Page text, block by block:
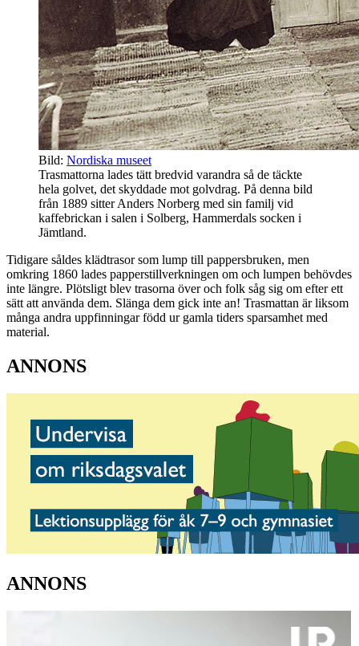
Bild: Nordiska museet
Trasmattorna lades tätt bredvid varandra så de täckte
hela golvet, det skyddade mot golvdrag. På denna bild
från 1889 sitter Anders Norberg med sin familj vid
kaffebrickan i salen i Solberg, Hammerdals socken i
Jämtland.
Tidigare såldes klädtrasor som lump till pappersbruken, men
omkring 1860 lades papperstillverkningen om och lumpen behövdes
inte längre. Plötsligt blev trasorna över och folk såg sig om efter ett
sätt att använda dem. Slänga dem gick inte an! Trasmattan är liksom
många andra uppfinningar född ur gamla tiders sparsamhet med
material.
ANNONS
ANNONS